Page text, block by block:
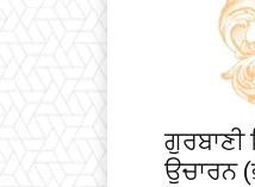
ਗੁਰਬਾਣੀ
ਉਚਾਰਨ